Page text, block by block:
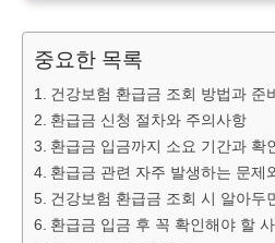
중요한 목록
건강보험 환급금 조회 방법과 준
환급금 신청 절차와 주의사항
환급금 입금까지 소요 기간과 확
환급금 관련 자주 발생하는 문제
건강보험 환급금 조회 시 알아두
환급금 입금 후 꼭 확인해야 할